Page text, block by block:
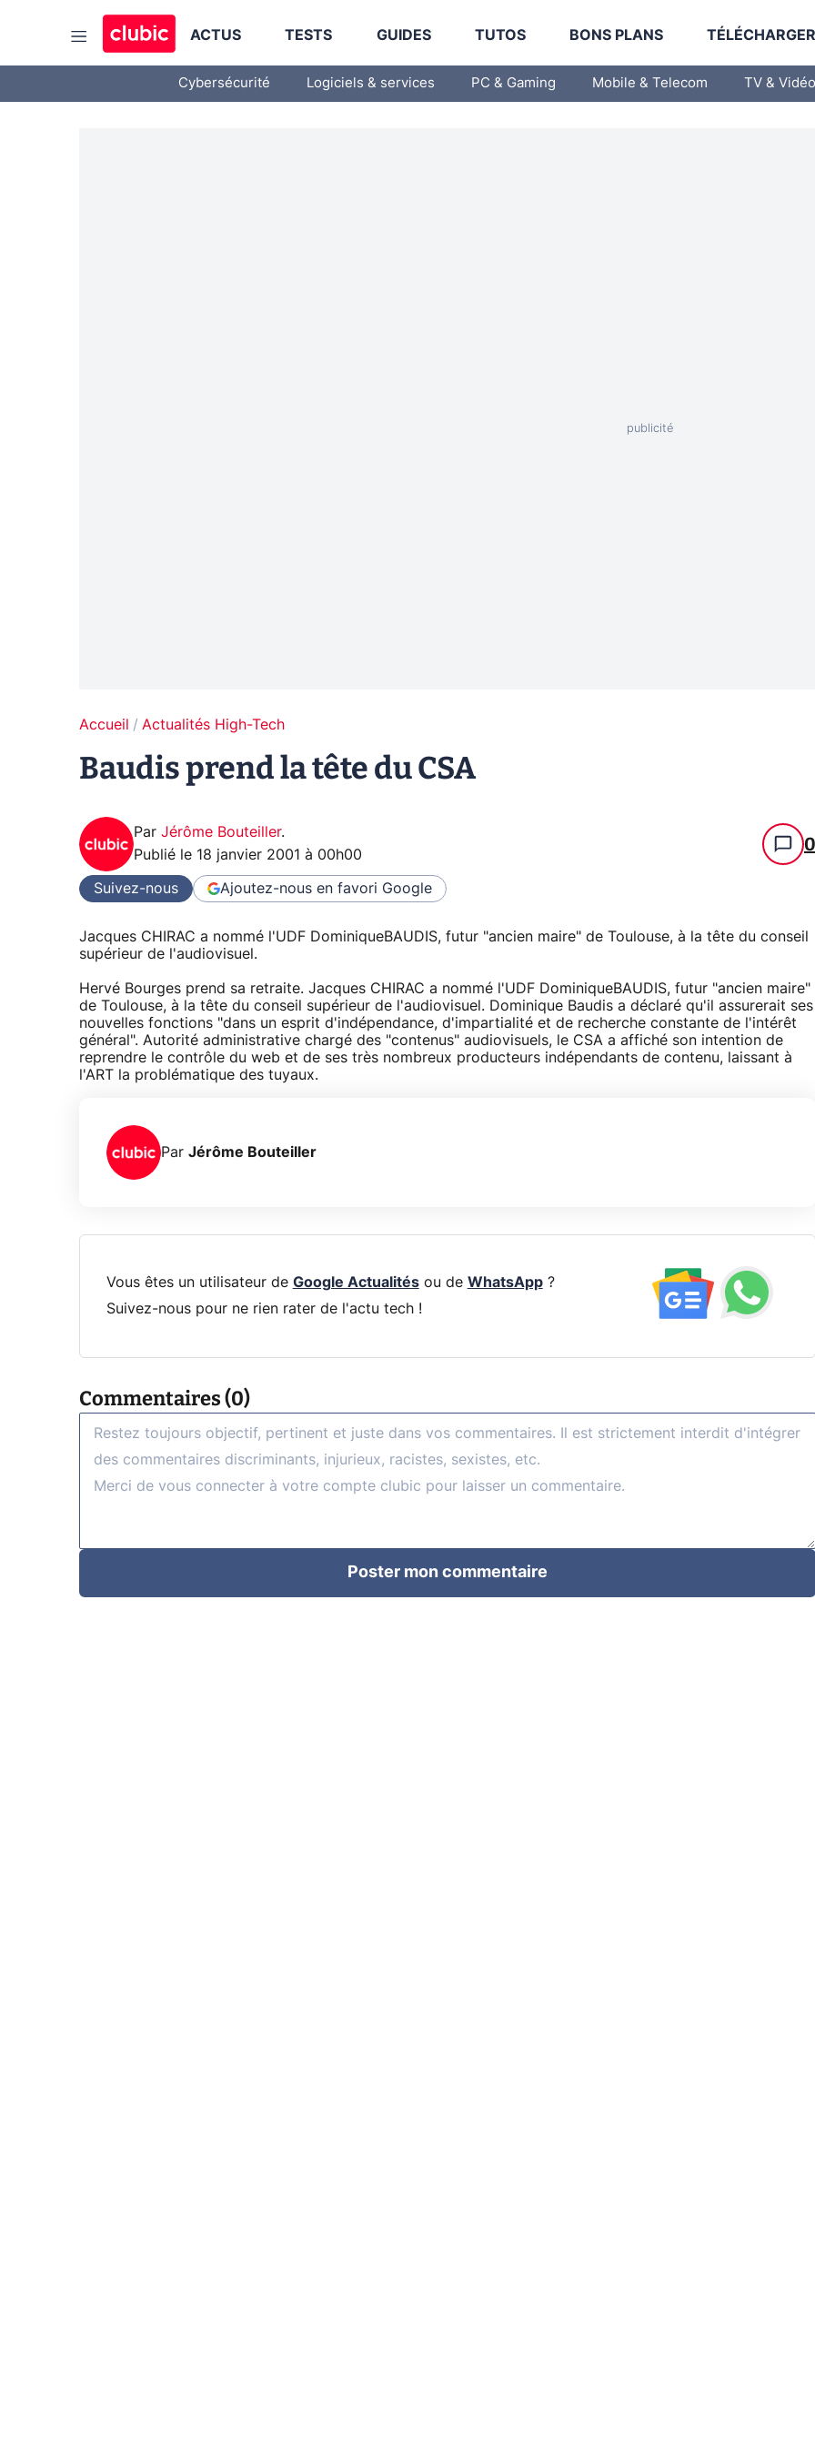
ACTUS TESTS GUIDES TUTOS BONS PLANS
Cybersécurité Logiciels & services PC & Gaming Mobile & Telecom TV & Vidéo
Accueil Actualités High-Tech
Baudis prend la tête du CSA
Par Jérôme Bouteiller.
Publié le 18 janvier 2001 à 00h00 0
Suivez-nous Ajoutez-nous en favori Google
Jacques CHIRAC a nommé l'UDF DominiqueBAUDIS, futur "ancien maire" de Toulouse, à la tête du conseil
supérieur de l'audiovisuel.
Hervé Bourges prend sa retraite. Jacques CHIRAC a nommé l'UDF DominiqueBAUDIS, futur "ancien maire"
de Toulouse, à la tête du conseil supérieur de l'audiovisuel. Dominique Baudis a déclaré qu'il assurerait ses
nouvelles fonctions "dans un esprit d'indépendance, d'impartialité et de recherche constante de l'intérêt
général". Autorité administrative chargé des "contenus" audiovisuels, le CSA a affiché son intention de
reprendre le contrôle du web et de ses très nombreux producteurs indépendants de contenu, laissant à
l'ART la problématique des tuyaux.
Par Jérôme Bouteiller
Vous êtes un utilisateur de Google Actualitésou de WhatsApp?
Suivez-nous pour ne rien rater de l'actu tech !
Commentaires (0)
Poster mon commentaire